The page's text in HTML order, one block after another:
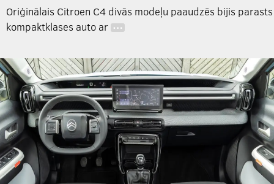
Oriģinālais Citroen C4 divās modeļu paaudzēs bijis parasts
kompaktklases auto ar …